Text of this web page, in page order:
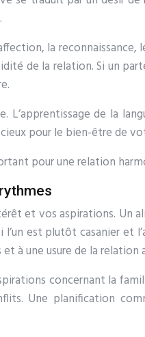
la
de la relation. Si un
de la
pour le bien-être de
pour une relation
et vos aspirations.
est plutôt casanier et
à une usure de la relation
concernant la
Une planification